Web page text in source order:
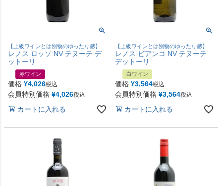
【上級ワインとは別物のゆったり感】
レノス ロッソ NV テヌーテ デ
ットーリ
赤ワイン
価格 ¥4,026税込
会員特別価格 ¥4,026税込
カートに入れる
【上級ワインとは別物のゆったり感】
レノス ビアンコ NV テヌーテ
デットーリ
白ワイン
価格 ¥3,564税込
会員特別価格 ¥3,564税込
カートに入れる